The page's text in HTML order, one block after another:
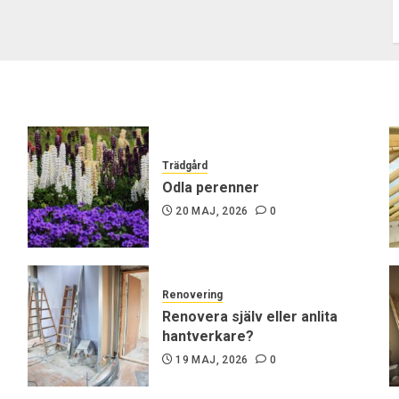
Trädgård
Odla perenner
20 MAJ, 2026 0
Renovering
Renovera själv eller anlita
hantverkare?
19 MAJ, 2026 0